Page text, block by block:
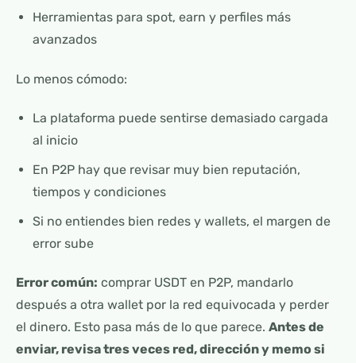
Herramientas para spot, earn y perfiles más
avanzados
Lo menos cómodo:
La plataforma puede sentirse demasiado cargada
al inicio
En P2P hay que revisar muy bien reputación,
tiempos y condiciones
Si no entiendes bien redes y wallets, el margen de
error sube
Error común: comprar USDT en P2P, mandarlo
después a otra wallet por la red equivocada y perder
el dinero. Esto pasa más de lo que parece. Antes de
enviar, revisa tres veces red, dirección y memo si